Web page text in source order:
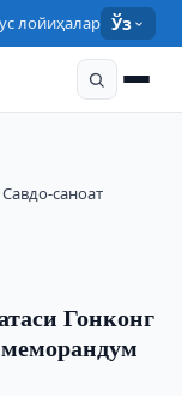
лойиҳалар Ўз
саноат
Гонконг